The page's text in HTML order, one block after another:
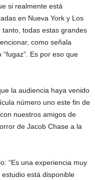
si realmente está
en Nueva York y Los
todas estas grandes
como señala
Es por eso que
la audiencia haya venido
número uno este fin de
nuestros amigos de
de Jacob Chase a la
“Es una experiencia muy
está disponible